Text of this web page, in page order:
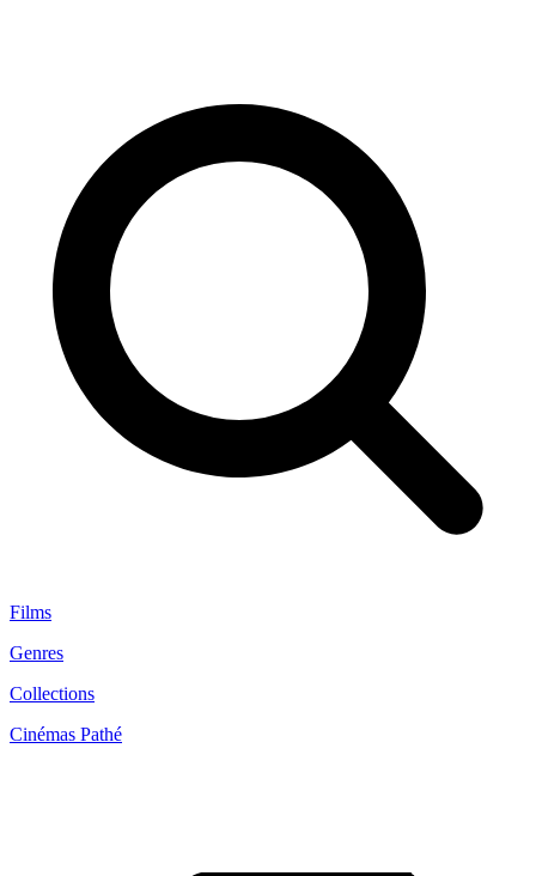
Films
Genres
Collections
Cinémas Pathé